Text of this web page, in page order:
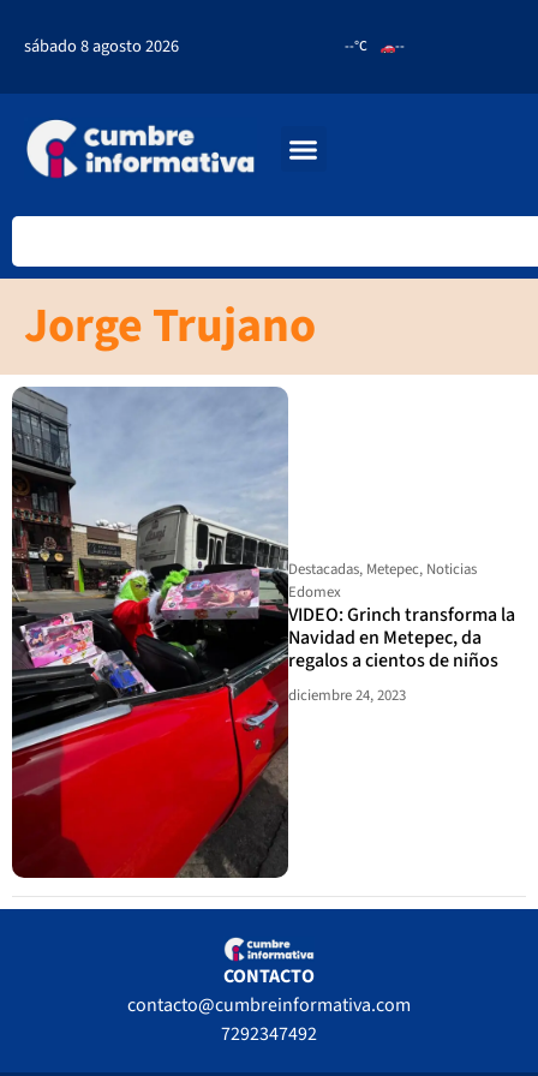
sábado 8 agosto 2026 --°C --
Jorge Trujano
Destacadas, Metepec, Noticias
Edomex
VIDEO: Grinch transforma la
Navidad en Metepec, da
regalos a cientos de niños
diciembre 24, 2023
CONTACTO
contacto@cumbreinformativa.com
7292347492